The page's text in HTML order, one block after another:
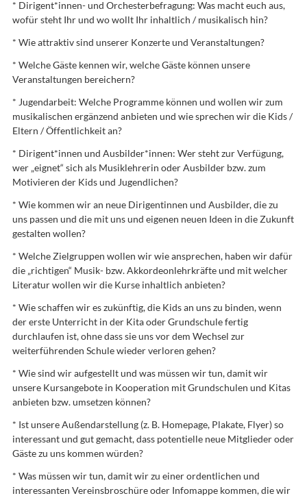
* Dirigent*innen- und Orchesterbefragung: Was macht euch aus,
wofür steht Ihr und wo wollt Ihr inhaltlich / musikalisch hin?
* Wie attraktiv sind unserer Konzerte und Veranstaltungen?
* Welche Gäste kennen wir, welche Gäste können unsere
Veranstaltungen bereichern?
* Jugendarbeit: Welche Programme können und wollen wir zum
musikalischen ergänzend anbieten und wie sprechen wir die Kids /
Eltern / Öffentlichkeit an?
* Dirigent*innen und Ausbilder*innen: Wer steht zur Verfügung,
wer „eignet“ sich als Musiklehrerin oder Ausbilder bzw. zum
Motivieren der Kids und Jugendlichen?
* Wie kommen wir an neue Dirigentinnen und Ausbilder, die zu
uns passen und die mit uns und eigenen neuen Ideen in die Zukunft
gestalten wollen?
* Welche Zielgruppen wollen wir wie ansprechen, haben wir dafür
die „richtigen“ Musik- bzw. Akkordeonlehrkräfte und mit welcher
Literatur wollen wir die Kurse inhaltlich anbieten?
* Wie schaffen wir es zukünftig, die Kids an uns zu binden, wenn
der erste Unterricht in der Kita oder Grundschule fertig
durchlaufen ist, ohne dass sie uns vor dem Wechsel zur
weiterführenden Schule wieder verloren gehen?
* Wie sind wir aufgestellt und was müssen wir tun, damit wir
unsere Kursangebote in Kooperation mit Grundschulen und Kitas
anbieten bzw. umsetzen können?
* Ist unsere Außendarstellung (z. B. Homepage, Plakate, Flyer) so
interessant und gut gemacht, dass potentielle neue Mitglieder oder
Gäste zu uns kommen würden?
* Was müssen wir tun, damit wir zu einer ordentlichen und
interessanten Vereinsbroschüre oder Infomappe kommen, die wir